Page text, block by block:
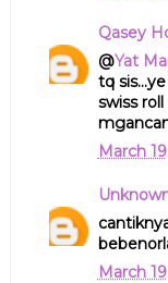
Qasey
@Yat
tq
swiss
March
March